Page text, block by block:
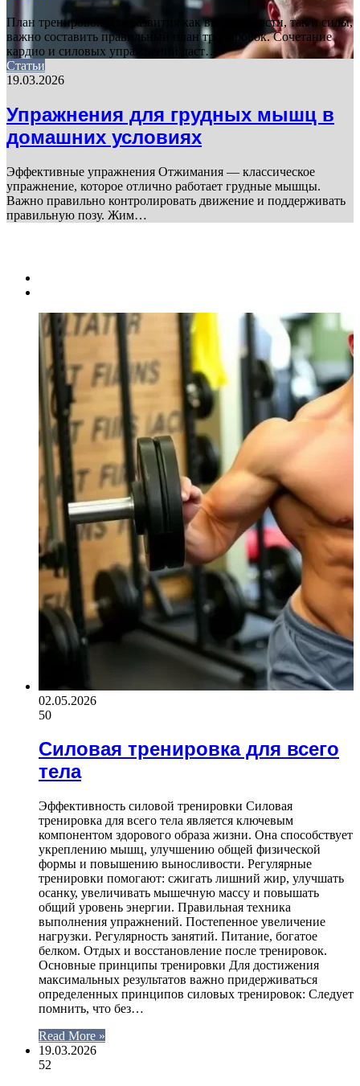
План тренировок Для развития как выносливости, так и силы,
важно составить правильный план тренировок. Сочетание
кардио и силовых упражнений даст…
Статьи
19.03.2026
Упражнения для грудных мышц в
домашних условиях
Эффективные упражнения Отжимания — классическое
упражнение, которое отлично работает грудные мышцы.
Важно правильно контролировать движение и поддерживать
правильную позу. Жим…
02.05.2026
50
Силовая тренировка для всего
тела
Эффективность силовой тренировки Силовая
тренировка для всего тела является ключевым
компонентом здорового образа жизни. Она способствует
укреплению мышц, улучшению общей физической
формы и повышению выносливости. Регулярные
тренировки помогают: сжигать лишний жир, улучшать
осанку, увеличивать мышечную массу и повышать
общий уровень энергии. Правильная техника
выполнения упражнений. Постепенное увеличение
нагрузки. Регулярность занятий. Питание, богатое
белком. Отдых и восстановление после тренировок.
Основные принципы тренировки Для достижения
максимальных результатов важно придерживаться
определенных принципов силовых тренировок: Следует
помнить, что без…
Read More »
19.03.2026
52